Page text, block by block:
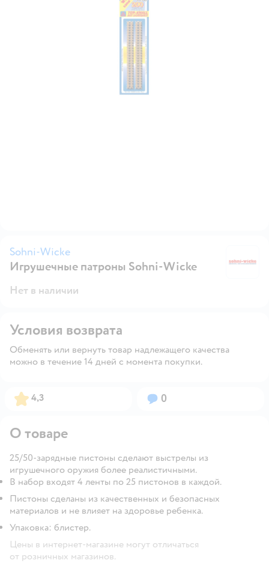
Sohni-Wicke
Игрушечные патроны Sohni-Wicke
Нет в наличии
Условия возврата
Обменять или вернуть товар надлежащего качества
можно в течение 14 дней с момента покупки.
Рейтинг:
4,3 Вопросов:
0
О товаре
25/50-зарядные пистоны сделают выстрелы из
игрушечного оружия более реалистичными.
В набор входят 4 ленты по 25 пистонов в каждой.
Пистоны сделаны из качественных и безопасных
материалов и не влияет на здоровье ребенка.
Упаковка: блистер.
Цены в интернет-магазине могут отличаться
от розничных магазинов.